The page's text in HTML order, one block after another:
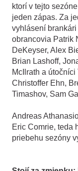
ktorí v tejto
jeden zápas. Za
vyhlásení
obrancovia Patrik
DeKeyser, Alex
Brian Lashoff,
McIlrath a
Christoffer Ehn,
Timashov, Sam
Andreas
Eric Comrie, teda
priebehu sezóny